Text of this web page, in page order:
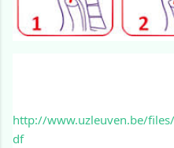
http://www.uzleuven.be/
df